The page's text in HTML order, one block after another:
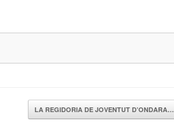
LA REGIDORIA DE JOVENTUT D’ONDARA…